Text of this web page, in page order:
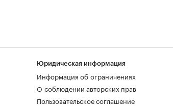
Юридическая информация
Информация об ограничениях
О соблюдении авторских прав
Пользовательское соглашение